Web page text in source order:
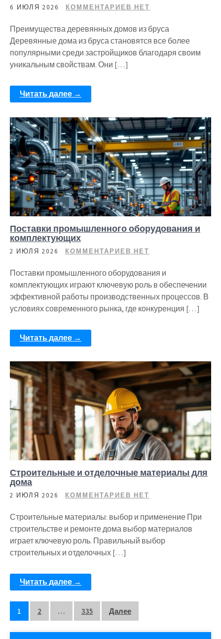
6 ИЮЛЯ 2026 КОММЕНТАРИЕВ НЕТ
Преимущества деревянных домов из бруса
Деревянные дома из бруса становятся все более
популярными среди застройщиков благодаря своим
уникальным свойствам. Они […]
Читать далее →
Поставки промышленного оборудования и
комплектующих
2 ИЮЛЯ 2026 КОММЕНТАРИЕВ НЕТ
Поставки промышленного оборудования и
комплектующих играют ключевую роль в обеспечении
эффективной работы производственных процессов. В
условиях современного рынка, где конкуренция […]
Читать далее →
Строительные и отделочные материалы для
дома
2 ИЮЛЯ 2026 КОММЕНТАРИЕВ НЕТ
Строительные материалы: выбор и применение При
строительстве и ремонте дома выбор материалов
играет ключевую роль. Правильный выбор
строительных и отделочных […]
Читать далее →
Пагинация
записей
1 2 … 335 Далее